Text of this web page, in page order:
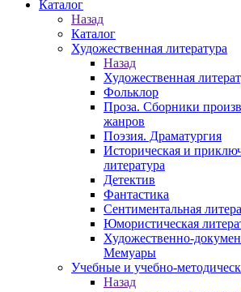
Каталог
Назад
Каталог
Художественная литература
Назад
Художественная
Фольклор
Проза. Сборники
жанров
Поэзия. Драматургия
Историческая и
литература
Детектив
Фантастика
Сентиментальная
Юмористическая
Художественно-
Мемуары
Учебные и учебно-
Назад